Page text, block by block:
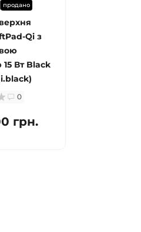
продано
Qi з
Вт Black
0
грн.